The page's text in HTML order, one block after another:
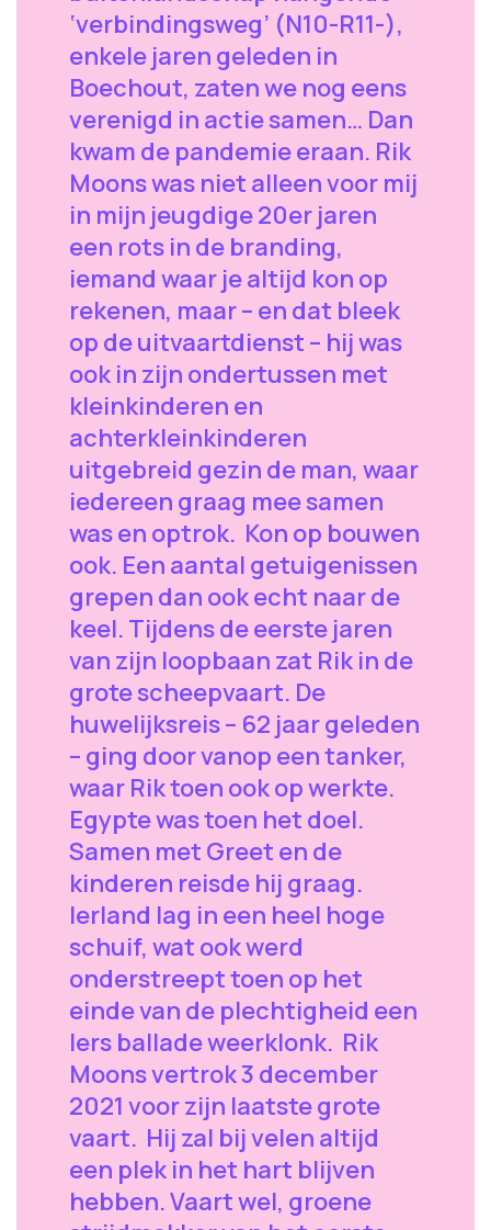
‘verbindingsweg’ (N10-R11-),
enkele jaren geleden in
Boechout, zaten we nog eens
verenigd in actie samen… Dan
kwam de pandemie eraan. Rik
Moons was niet alleen voor mij
in mijn jeugdige 20er jaren
een rots in de branding,
iemand waar je altijd kon op
rekenen, maar – en dat bleek
op de uitvaartdienst – hij was
ook in zijn ondertussen met
kleinkinderen en
achterkleinkinderen
uitgebreid gezin de man, waar
iedereen graag mee samen
was en optrok. Kon op bouwen
ook. Een aantal getuigenissen
grepen dan ook echt naar de
keel. Tijdens de eerste jaren
van zijn loopbaan zat Rik in de
grote scheepvaart. De
huwelijksreis – 62 jaar geleden
– ging door vanop een tanker,
waar Rik toen ook op werkte.
Egypte was toen het doel.
Samen met Greet en de
kinderen reisde hij graag.
Ierland lag in een heel hoge
schuif, wat ook werd
onderstreept toen op het
einde van de plechtigheid een
Iers ballade weerklonk. Rik
Moons vertrok 3 december
2021 voor zijn laatste grote
vaart. Hij zal bij velen altijd
een plek in het hart blijven
hebben. Vaart wel, groene